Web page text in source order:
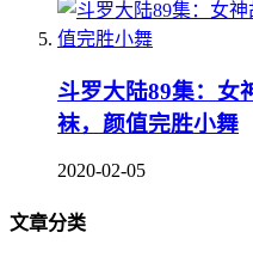
斗罗大陆89集：女
袜，颜值完胜小舞
2020-02-05
文章分类